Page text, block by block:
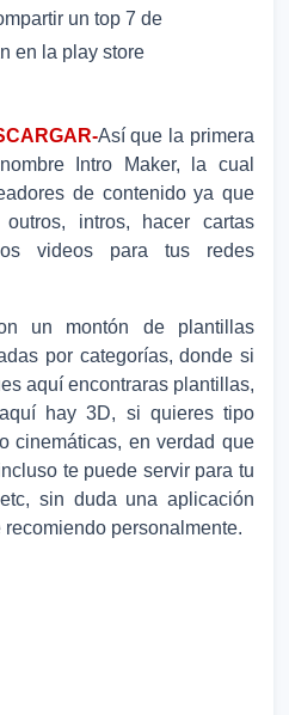
un top 7 de
en la play store
Así que la primera
Intro Maker, la cual
de contenido ya que
intros, hacer cartas
videos para tus redes
un montón de plantillas
por categorías, donde si
aquí encontraras plantillas,
hay 3D, si quieres tipo
cinemáticas, en verdad que
te puede servir para tu
sin duda una aplicación
personalmente.